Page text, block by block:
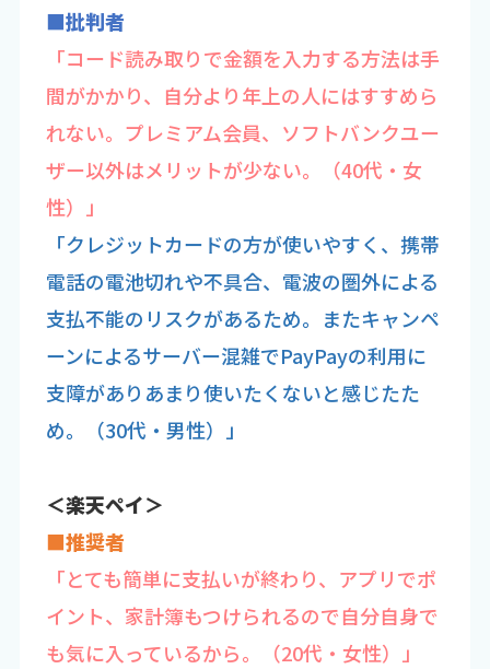
■批判者
「コード読み取りで金額を入力する方法は手
間がかかり、自分より年上の人にはすすめら
れない。プレミアム会員、ソフトバンクユー
ザー以外はメリットが少ない。（40代・女
性）」
「クレジットカードの方が使いやすく、携帯
電話の電池切れや不具合、電波の圏外による
支払不能のリスクがあるため。またキャンペ
ーンによるサーバー混雑でPayPayの利用に
支障がありあまり使いたくないと感じたた
め。（30代・男性）」
＜楽天ペイ＞
■推奨者
「とても簡単に支払いが終わり、アプリでポ
イント、家計簿もつけられるので自分自身で
も気に入っているから。（20代・女性）」